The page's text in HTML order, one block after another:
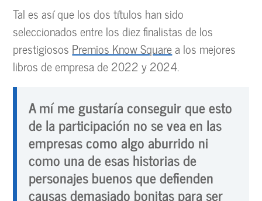
Tal es así que los dos títulos han sido
seleccionados entre los diez finalistas de los
prestigiosos Premios Know Squarea los mejores
libros de empresa de 2022 y 2024.
A mí me gustaría conseguir que esto
de la participación no se vea en las
empresas como algo aburrido ni
como una de esas historias de
personajes buenos que defienden
causas demasiado bonitas para ser